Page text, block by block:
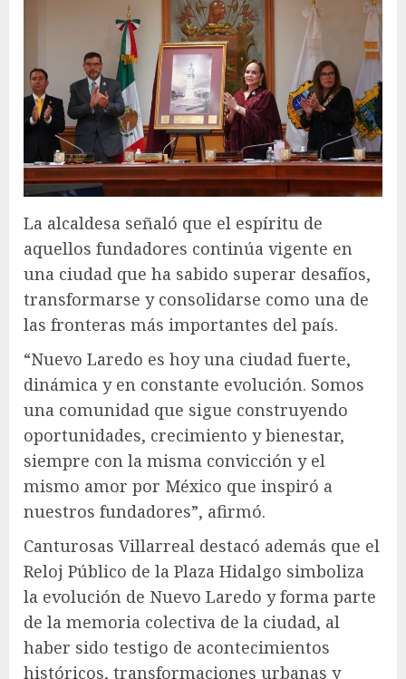
La alcaldesa señaló que el espíritu de
aquellos fundadores continúa vigente en
una ciudad que ha sabido superar desafíos,
transformarse y consolidarse como una de
las fronteras más importantes del país.
“Nuevo Laredo es hoy una ciudad fuerte,
dinámica y en constante evolución. Somos
una comunidad que sigue construyendo
oportunidades, crecimiento y bienestar,
siempre con la misma convicción y el
mismo amor por México que inspiró a
nuestros fundadores”, afirmó.
Canturosas Villarreal destacó además que el
Reloj Público de la Plaza Hidalgo simboliza
la evolución de Nuevo Laredo y forma parte
de la memoria colectiva de la ciudad, al
haber sido testigo de acontecimientos
históricos, transformaciones urbanas y